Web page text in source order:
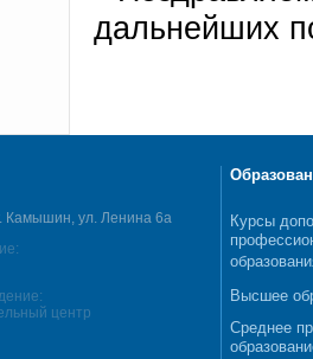
дальнейших
Камышин, ул. Ленина 6а
центр
Курсы
Высшее
Среднее